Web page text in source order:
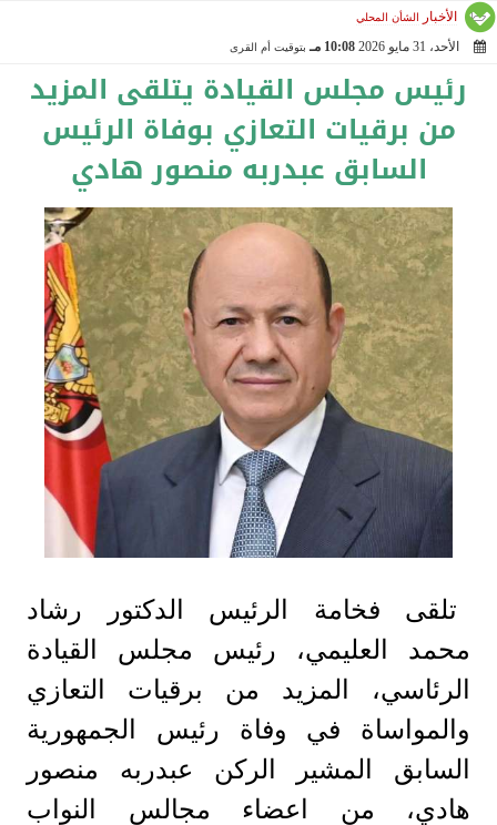
الأخبار الشأن المحلي
الأحد، 31 مايو 2026 10:08 مـ بتوقيت أم القرى
رئيس مجلس القيادة يتلقى المزيد
من برقيات التعازي بوفاة الرئيس
السابق عبدربه منصور هادي
تلقى فخامة الرئيس الدكتور رشاد
محمد العليمي، رئيس مجلس القيادة
الرئاسي، المزيد من برقيات التعازي
والمواساة في وفاة رئيس الجمهورية
السابق المشير الركن عبدربه منصور
هادي، من اعضاء مجالس النواب